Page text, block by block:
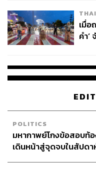
สามารถจัดการปัญหาให้เ
มั่นคงทางสุขภาพ อาจจะ
“แรงงานข้ามชาติควร
การที่ว่า ต้องไม่มาล้วงกร
เมื่อ
คำ’
POLITICS
มหากาพย์โกงข้อสอบท้
เดินหน้าสู่จุดจบในสัปด